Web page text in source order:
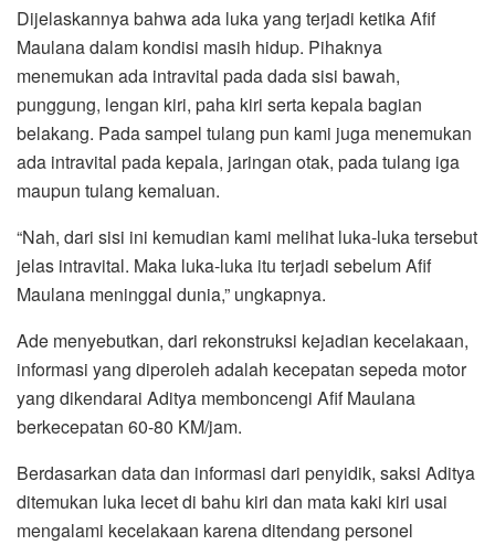
Dijelaskannya bahwa ada luka yang terjadi ketika Afif
Maulana dalam kondisi masih hidup. Pihaknya
menemukan ada intravital pada dada sisi bawah,
punggung, lengan kiri, paha kiri serta kepala bagian
belakang. Pada sampel tulang pun kami juga menemukan
ada intravital pada kepala, jaringan otak, pada tulang iga
maupun tulang kemaluan.
“Nah, dari sisi ini kemudian kami melihat luka-luka tersebut
jelas intravital. Maka luka-luka itu terjadi sebelum Afif
Maulana meninggal dunia,” ungkapnya.
Ade menyebutkan, dari rekonstruksi kejadian kecelakaan,
informasi yang diperoleh adalah kecepatan sepeda motor
yang dikendarai Aditya memboncengi Afif Maulana
berkecepatan 60-80 KM/jam.
Berdasarkan data dan informasi dari penyidik, saksi Aditya
ditemukan luka lecet di bahu kiri dan mata kaki kiri usai
mengalami kecelakaan karena ditendang personel